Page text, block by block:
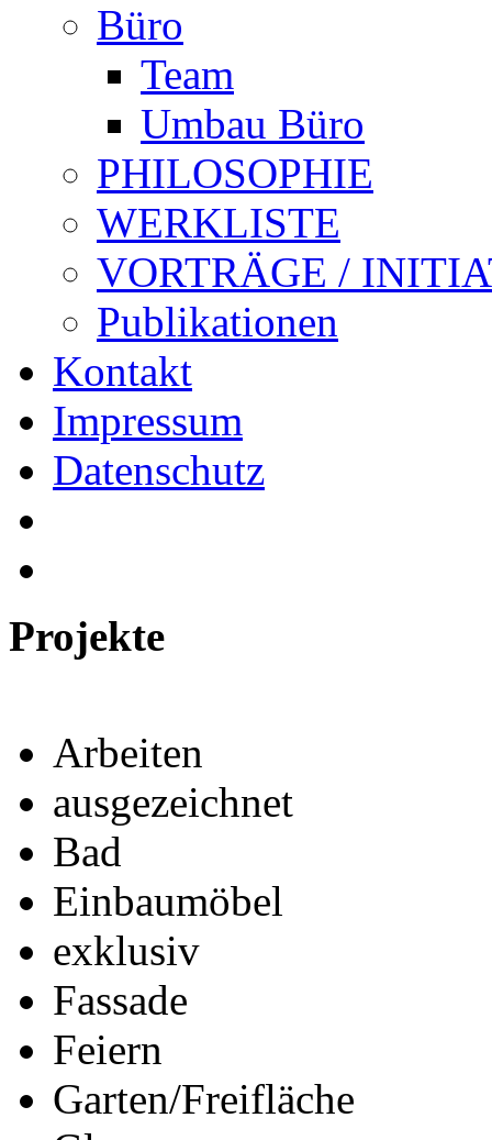
Büro
Team
Umbau Büro
PHILOSOPHIE
WERKLISTE
VORTRÄGE /
Publikationen
Kontakt
Impressum
Datenschutz
Projekte
Arbeiten
ausgezeichnet
Bad
Einbaumöbel
exklusiv
Fassade
Feiern
Garten/Freifläche